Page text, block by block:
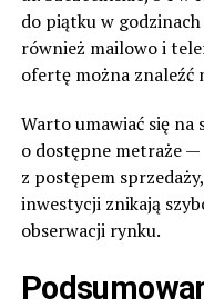
do piątku w
również mailowo i
ofertę można
Warto umawiać się
o dostępne metraże
z postępem
inwestycji znikają
obserwacji rynku.